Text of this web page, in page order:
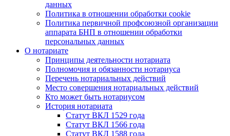
данных
Политика в отношении обработки cookie
Политика первичной профсоюзной организации
аппарата БНП в отношении обработки
персональных данных
О нотариате
Принципы деятельности нотариата
Полномочия и обязанности нотариуса
Перечень нотариальных действий
Место совершения нотариальных действий
Кто может быть нотариусом
История нотариата
Статут ВКЛ 1529 года
Статут ВКЛ 1566 года
Статут ВКЛ 1588 года